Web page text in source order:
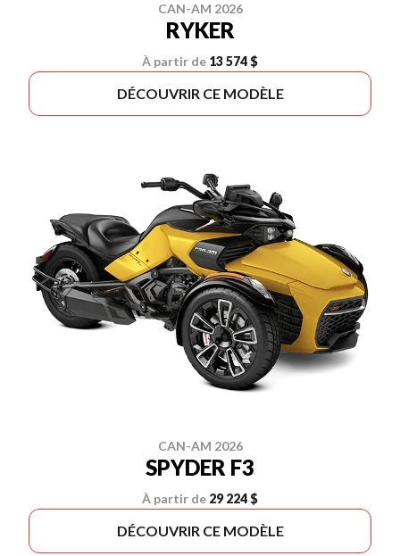
CAN-AM 2026
RYKER
À partir de 13 574 $
DÉCOUVRIR CE MODÈLE
CAN-AM 2026
SPYDER F3
À partir de 29 224 $
DÉCOUVRIR CE MODÈLE